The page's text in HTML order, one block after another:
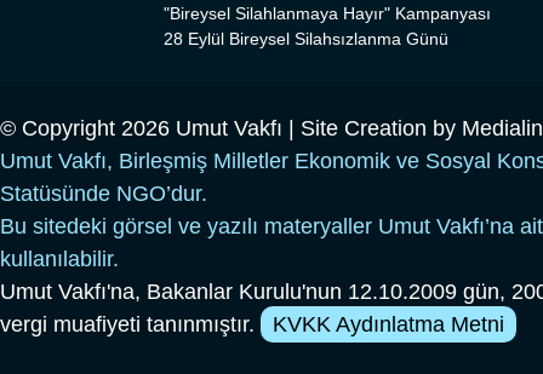
"Bireysel Silahlanmaya Hayır" Kampanyası
28 Eylül Bireysel Silahsızlanma Günü
© Copyright 2026 Umut Vakfı | Site Creation by
Umut Vakfı, Birleşmiş Milletler Ekonomik ve Sosyal
Statüsünde NGO’dur.
Bu sitedeki görsel ve yazılı materyaller Umut Vakfı’na
kullanılabilir.
Umut Vakfı'na, Bakanlar Kurulu'nun 12.10.2009 gün,
vergi muafiyeti tanınmıştır.
KVKK Aydınlatma Metni